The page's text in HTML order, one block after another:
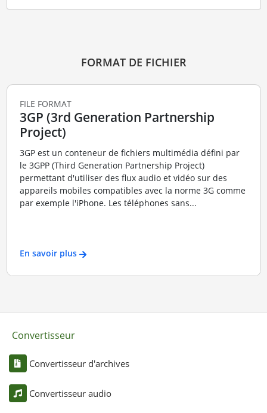
FORMAT DE FICHIER
FILE FORMAT
3GP (3rd Generation Partnership
Project)
3GP est un conteneur de fichiers multimédia défini par
le 3GPP (Third Generation Partnership Project)
permettant d'utiliser des flux audio et vidéo sur des
appareils mobiles compatibles avec la norme 3G comme
par exemple l'iPhone. Les téléphones sans...
En savoir plus
Convertisseur
Convertisseur d'archives
Convertisseur audio